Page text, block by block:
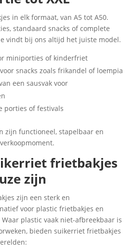
in elk formaat, van A5 tot A50.
standaard snacks of complete
vindt bij ons altijd het juiste model.
miniporties of kinderfriet
snacks zoals frikandel of loempia
een sausvak voor
porties of festivals
zijn functioneel, stapelbaar en
frietbakjes
zijn
zijn een sterk en
voor plastic frietbakjes en
plastic vaak niet-afbreekbaar is
bieden suikerriet frietbakjes